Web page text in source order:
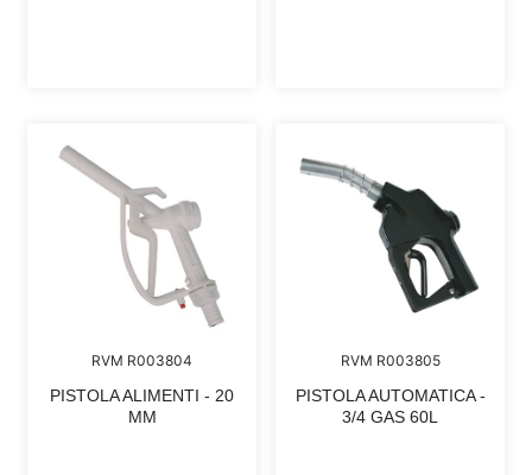
RVM R003804
PISTOLA ALIMENTI - 20
MM
RVM R003805
PISTOLA AUTOMATICA -
3/4 GAS 60L